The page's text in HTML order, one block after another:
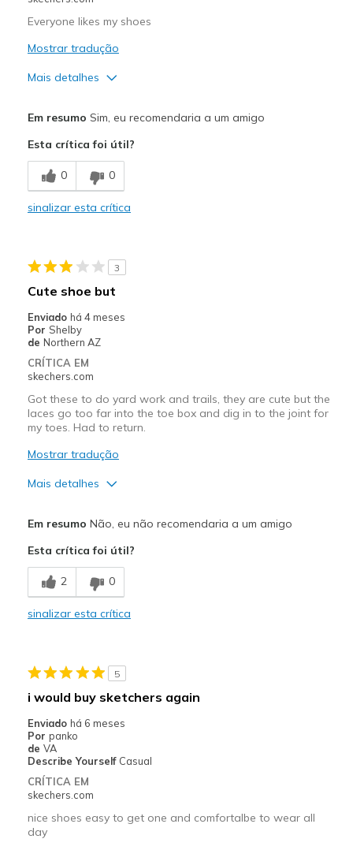
Everyone likes my shoes
Mostrar tradução
Mais detalhes
Breathe Well
Comfortable
Good quality
Width
Sizing
View On Shoes
Em resumo Sim, eu recomendaria a um amigo
Esta crítica foi útil?
0 0
sinalizar esta crítica
3
Cute shoe but
Enviado há 4 meses
Por Shelby
de Northern AZ
CRÍTICA EM
skechers.com
Got these to do yard work and trails, they are cute but the
laces go too far into the toe box and dig in to the joint for
my toes. Had to return.
Mostrar tradução
Mais detalhes
View On Shoes
Em resumo Não, eu não recomendaria a um amigo
Esta crítica foi útil?
2 0
sinalizar esta crítica
5
i would buy sketchers again
Enviado há 6 meses
Por panko
de VA
Describe Yourself Casual
CRÍTICA EM
skechers.com
nice shoes easy to get one and comfortalbe to wear all
day